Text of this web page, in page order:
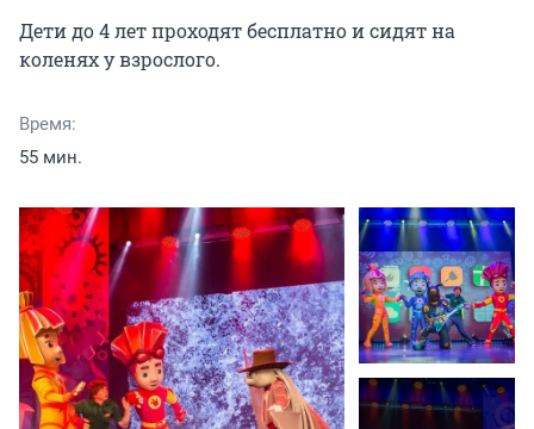
Дети до 4 лет проходят бесплатно и сидят на
коленях у взрослого.
Время:
55 мин.